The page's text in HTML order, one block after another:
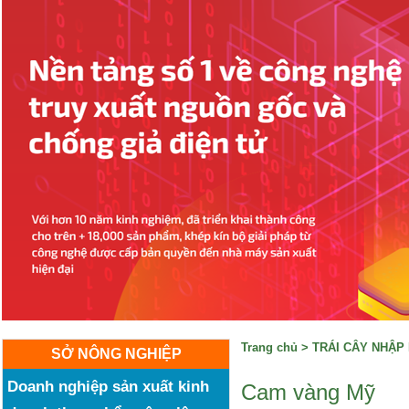
SỞ NÔNG NGHIỆP
Doanh nghiệp sản xuất kinh
Trang chủ > TRÁI CÂY NHẬP
Cam vàng Mỹ